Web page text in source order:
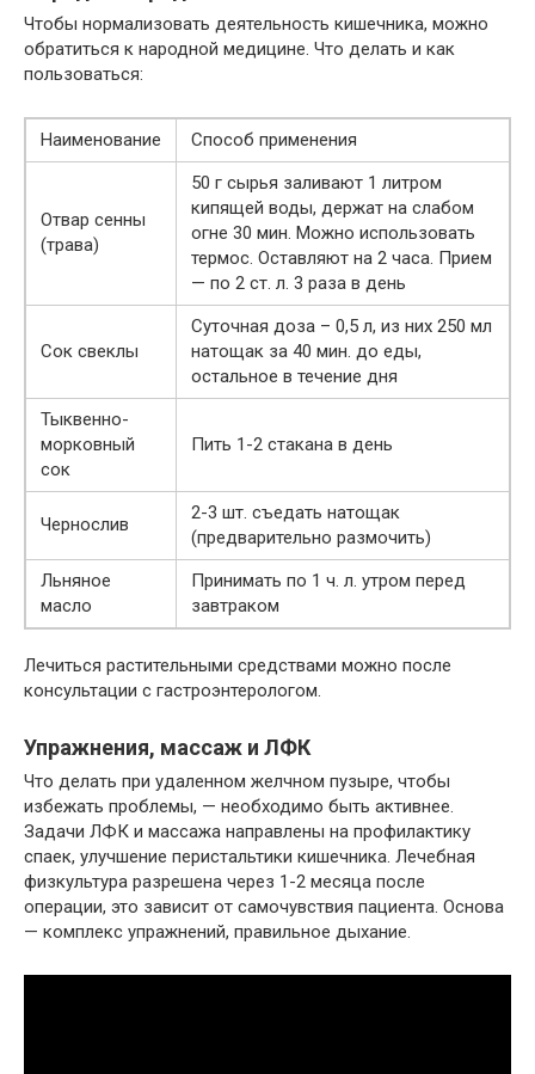
Чтобы нормализовать деятельность кишечника, можно
обратиться к народной медицине. Что делать и как
пользоваться:
Наименование Способ применения
Отвар сенны
(трава)
50 г сырья заливают 1 литром
кипящей воды, держат на слабом
огне 30 мин. Можно использовать
термос. Оставляют на 2 часа. Прием
— по 2 ст. л. 3 раза в день
Сок свеклы
Суточная доза – 0,5 л, из них 250 мл
натощак за 40 мин. до еды,
остальное в течение дня
Тыквенно-
морковный
сок
Пить 1-2 стакана в день
Чернослив
2-3 шт. съедать натощак
(предварительно размочить)
Льняное
масло
Принимать по 1 ч. л. утром перед
завтраком
Лечиться растительными средствами можно после
консультации с гастроэнтерологом.
Упражнения, массаж и ЛФК
Что делать при удаленном желчном пузыре, чтобы
избежать проблемы, — необходимо быть активнее.
Задачи ЛФК и массажа направлены на профилактику
спаек, улучшение перистальтики кишечника. Лечебная
физкультура разрешена через 1-2 месяца после
операции, это зависит от самочувствия пациента. Основа
— комплекс упражнений, правильное дыхание.